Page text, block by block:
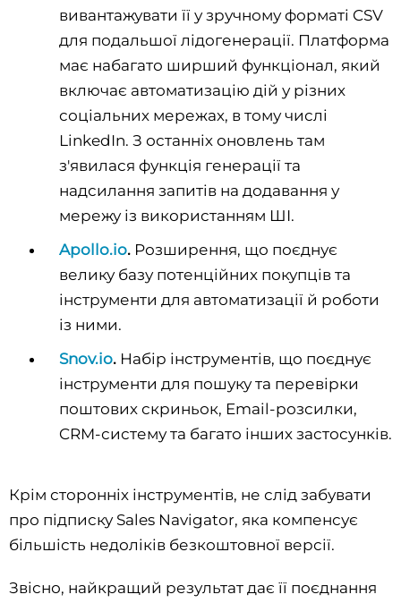
вивантажувати її у зручному форматі CSV
для подальшої лідогенерації. Платформа
має набагато ширший функціонал, який
включає автоматизацію дій у різних
соціальних мережах, в тому числі
LinkedIn. З останніх оновлень там
з'явилася функція генерації та
надсилання запитів на додавання у
мережу із використанням ШІ.
Apollo.io. Розширення, що поєднує
велику базу потенційних покупців та
інструменти для автоматизації й роботи
із ними.
Snov.io. Набір інструментів, що поєднує
інструменти для пошуку та перевірки
поштових скриньок, Email-розсилки,
CRM-систему та багато інших застосунків.
Крім сторонніх інструментів, не слід забувати
про підписку Sales Navigator, яка компенсує
більшість недоліків безкоштовної версії.
Звісно, найкращий результат дає її поєднання